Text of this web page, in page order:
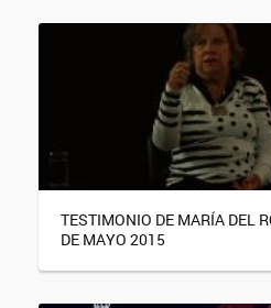
TESTIMONIO DE MARÍA DEL
DE MAYO 2015